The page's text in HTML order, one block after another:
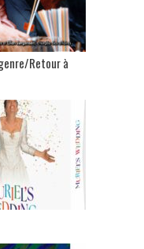
Retour à